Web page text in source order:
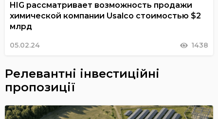
HIG рассматривает возможность продажи
химической компании Usalco стоимостью $2
млрд
05.02.24 1438
Релевантні інвестиційні
пропозиції